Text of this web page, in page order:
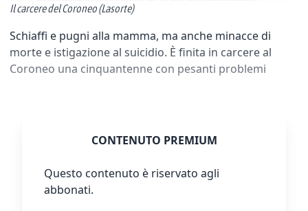
Il carcere del Coroneo (Lasorte)
Schiaffi e pugni alla mamma, ma anche minacce di
morte e istigazione al suicidio. È finita in carcere al
Coroneo una cinquantenne con pesanti problemi
CONTENUTO PREMIUM
Questo contenuto è riservato agli
abbonati.